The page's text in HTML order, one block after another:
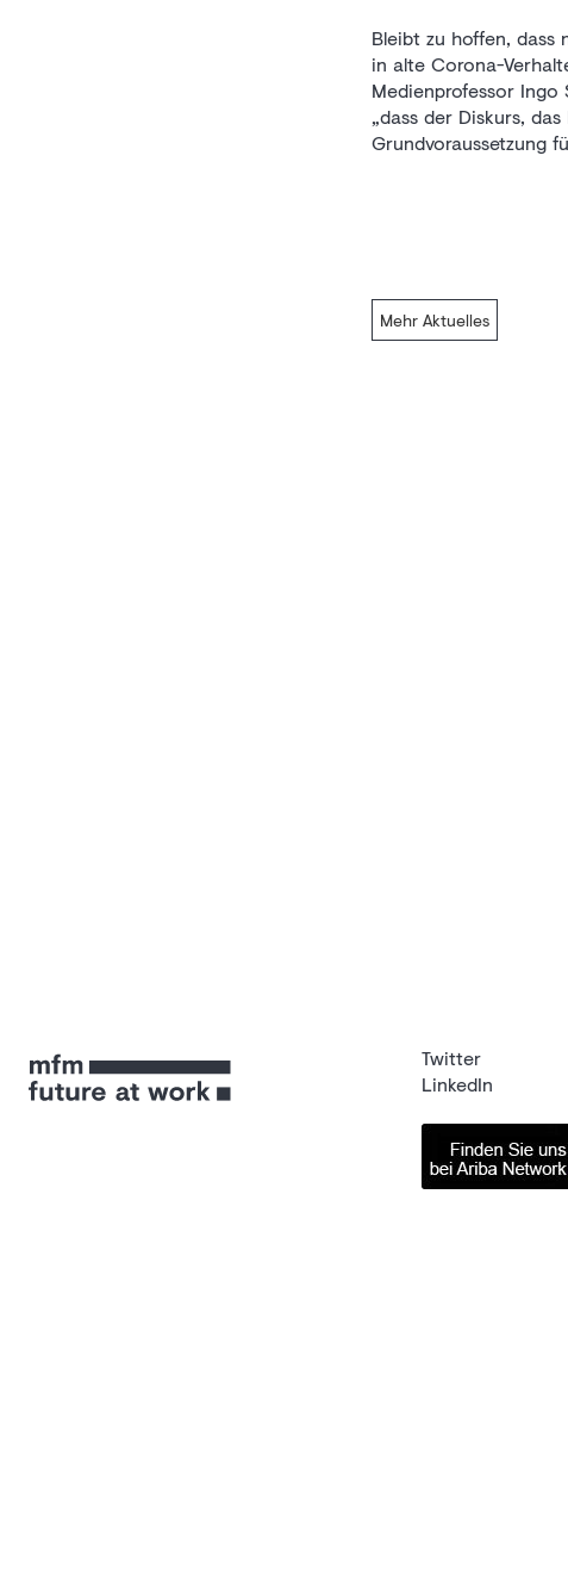
Bleibt zu hoffen,
in alte Corona-
Medienprofessor
„dass der Diskurs,
Grundvoraussetzung
Mehr Aktuelles
Twitter
LinkedIn